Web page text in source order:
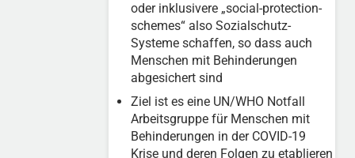
oder inklusivere „social-protection-
schemes“ also Sozialschutz-
Systeme schaffen, so dass auch
Menschen mit Behinderungen
abgesichert sind
Ziel ist es eine UN/WHO Notfall
Arbeitsgruppe für Menschen mit
Behinderungen in der COVID-19
Krise und deren Folgen zu etablieren